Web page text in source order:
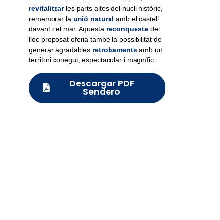
revitalitzarles parts altes del nucli històric,
rememorar launió natural amb el castell
davant del mar. Aquesta reconquesta del
lloc proposat oferia també la possibilitat de
generar agradables retrobaments amb un
territori conegut, espectacular i magnífic.
Descargar PDF
Sendero